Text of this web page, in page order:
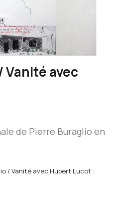
Vanité avec
de Pierre Buraglio en
/ Vanité avec Hubert Lucot :